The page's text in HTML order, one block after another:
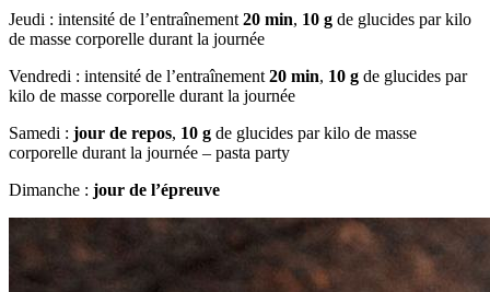
Jeudi : intensité de l’entraînement 20 min, 10 g de glucides par kilo
de masse corporelle durant la journée
Vendredi : intensité de l’entraînement 20 min, 10 g de glucides par
kilo de masse corporelle durant la journée
Samedi : jour de repos, 10 g de glucides par kilo de masse
corporelle durant la journée – pasta party
Dimanche : jour de l’épreuve